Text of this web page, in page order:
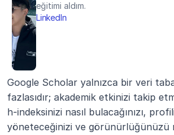
eğitimi aldım.
LinkedIn
Google Scholar yalnızca bir veri
fazlasıdır; akademik etkinizi takip
h-indeksinizi nasıl bulacağınızı,
yöneteceğinizi ve görünürlüğünüzü